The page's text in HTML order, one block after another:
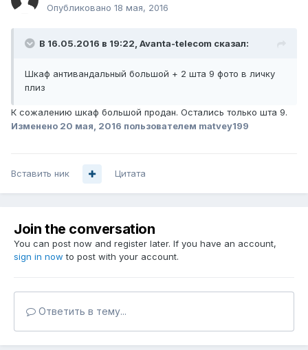
Опубликовано 18 мая, 2016
В 16.05.2016 в 19:22, Avanta-telecom сказал:
Шкаф антивандальный большой + 2 шта 9 фото в личку
плиз
К сожалению шкаф большой продан. Остались только шта 9.
Изменено 20 мая, 2016 пользователем matvey199
Вставить ник Цитата
Join the conversation
You can post now and register later. If you have an account,
sign in now to post with your account.
Ответить в тему...